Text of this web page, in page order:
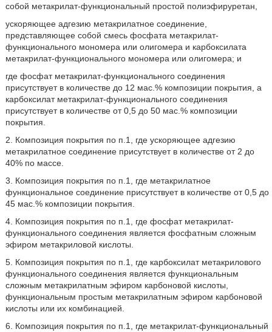
собой метакрилат-функциональный простой полиэфируретан,
ускоряющее адгезию метакрилатное соединение,
представляющее собой смесь фосфата метакрилат-
функционального мономера или олигомера и карбоксилата
метакрилат-функционального мономера или олигомера; и
где фосфат метакрилат-функционального соединения
присутствует в количестве до 12 мас.% композиции покрытия, а
карбоксилат метакрилат-функционального соединения
присутствует в количестве от 0,5 до 50 мас.% композиции
покрытия.
2. Композиция покрытия по п.1, где ускоряющее адгезию
метакрилатное соединение присутствует в количестве от 2 до
40% по массе.
3. Композиция покрытия по п.1, где метакрилатное
функциональное соединение присутствует в количестве от 0,5 до
45 мас.% композиции покрытия.
4. Композиция покрытия по п.1, где фосфат метакрилат-
функционального соединения является фосфатным сложным
эфиром метакриловой кислоты.
5. Композиция покрытия по п.1, где карбоксилат метакрилового
функционального соединения является функциональным
сложным метакрилатным эфиром карбоновой кислоты,
функциональным простым метакрилатным эфиром карбоновой
кислоты или их комбинацией.
6. Композиция покрытия по п.1, где метакрилат-функциональный